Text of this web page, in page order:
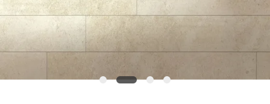
POLITIQUE
DE
CONFIDENTIALITÉ